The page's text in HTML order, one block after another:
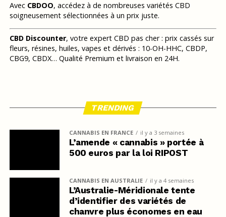
Avec CBDOO, accédez à de nombreuses variétés CBD
soigneusement sélectionnées à un prix juste.
CBD Discounter, votre expert CBD pas cher : prix cassés sur
fleurs, résines, huiles, vapes et dérivés : 10-OH-HHC, CBDP,
CBG9, CBDX… Qualité Premium et livraison en 24H.
TRENDING
CANNABIS EN FRANCE il y a 3 semaines
L’amende « cannabis » portée à
500 euros par la loi RIPOST
CANNABIS EN AUSTRALIE il y a 4 semaines
L’Australie-Méridionale tente
d’identifier des variétés de
chanvre plus économes en eau